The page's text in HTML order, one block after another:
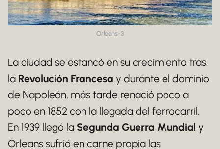
Orleans-3
La ciudad se estancó en su crecimiento tras
la Revolución Francesa y durante el dominio
de Napoleón, más tarde renació poco a
poco en 1852 con la llegada del ferrocarril.
En 1939 llegó la Segunda Guerra Mundial y
Orleans sufrió en carne propia las